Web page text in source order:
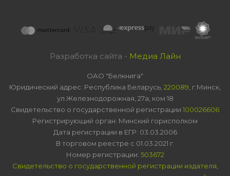
Разработка сайта - Медиа Лайн
ОАО "Белкнига"
Юридический адрес: Республика Беларусь, 220089 , г.Минск,
ул.Железнодорожная, 27а, ком 18
Свидетельство о государственной регистрации 100026606
Регистрирующий орган: Минский горисполком
Дата регистрации в ЕГР: 03.03.2006
В торговом реестре с 01.03.2021 г.
Номер регистрации: 503672
Свидетельство о государственной регистрации издателя,